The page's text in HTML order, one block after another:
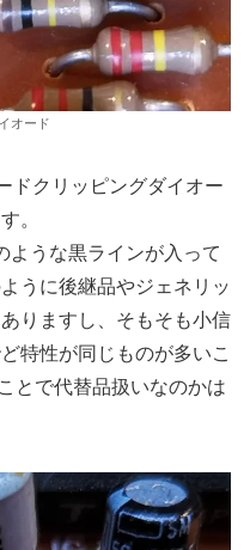
オード
ドクリッピングダイオー
。
ような黒ラインが入って
うに後継品やジェネリッ
りますし、そもそも小信
特性が同じものが多いこ
とで代替品扱いなのかは